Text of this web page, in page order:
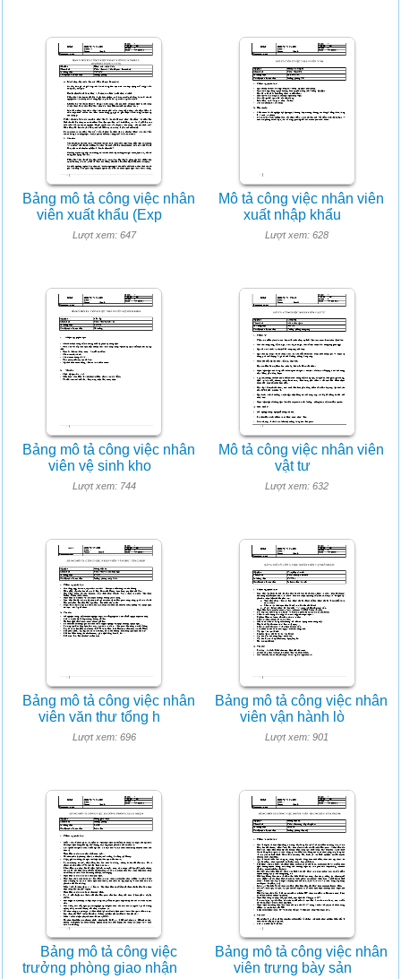
Bảng mô tả công việc nhân
viên xuất khẩu (Exp
Lượt xem: 647
Mô tả công việc nhân viên
xuất nhập khẩu
Lượt xem: 628
Bảng mô tả công việc nhân
viên vệ sinh kho
Lượt xem: 744
Mô tả công việc nhân viên
vật tư
Lượt xem: 632
Bảng mô tả công việc nhân
viên văn thư tổng h
Lượt xem: 696
Bảng mô tả công việc nhân
viên vận hành lò
Lượt xem: 901
Bảng mô tả công việc
trưởng phòng giao nhận
Bảng mô tả công việc nhân
viên trưng bày sản